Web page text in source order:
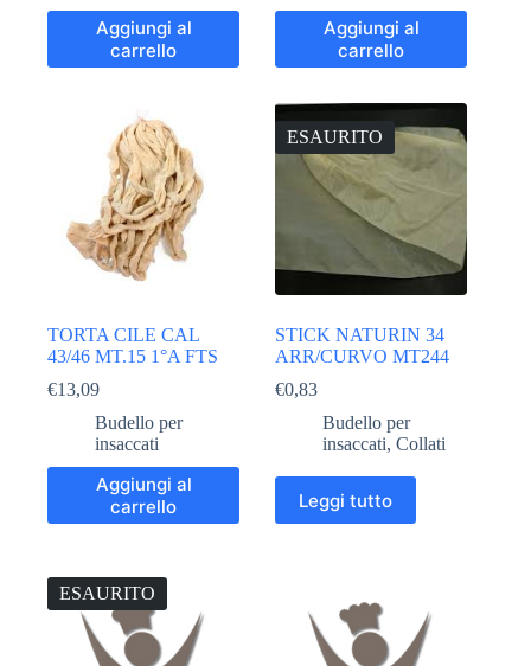
Aggiungi al
carrello
Aggiungi al
carrello
TORTA CILE CAL
43/46 MT.15 1°A FTS
€13,09
Budello per
insaccati
Aggiungi al
carrello
ESAURITO
STICK NATURIN 34
ARR/CURVO MT244
€0,83
Budello per
insaccati,Collati
Leggi tutto
ESAURITO